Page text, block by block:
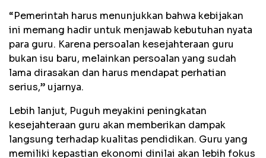
“Pemerintah harus menunjukkan bahwa kebijakan
ini memang hadir untuk menjawab kebutuhan nyata
para guru. Karena persoalan kesejahteraan guru
bukan isu baru, melainkan persoalan yang sudah
lama dirasakan dan harus mendapat perhatian
serius,” ujarnya.
Lebih lanjut, Puguh meyakini peningkatan
kesejahteraan guru akan memberikan dampak
langsung terhadap kualitas pendidikan. Guru yang
memiliki kepastian ekonomi dinilai akan lebih fokus